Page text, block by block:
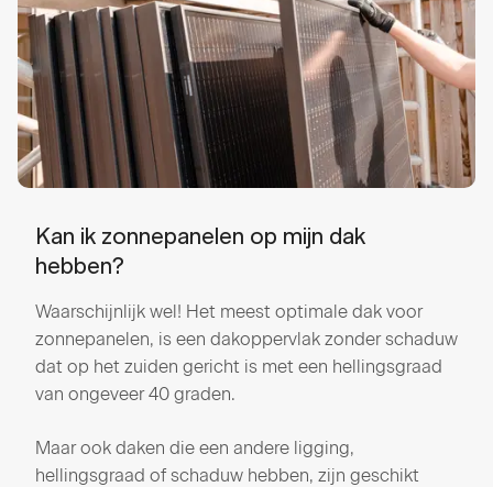
Kan ik zonnepanelen op mijn dak
hebben?
Waarschijnlijk wel! Het meest optimale dak voor
zonnepanelen, is een dakoppervlak zonder schaduw
dat op het zuiden gericht is met een hellingsgraad
van ongeveer 40 graden.
Maar ook daken die een andere ligging,
hellingsgraad of schaduw hebben, zijn geschikt